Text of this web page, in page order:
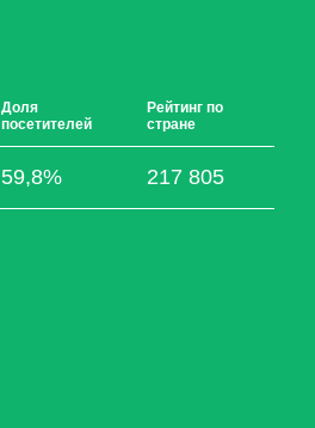
Доля
посетителей
Рейтинг по
стране
59,8% 217 805